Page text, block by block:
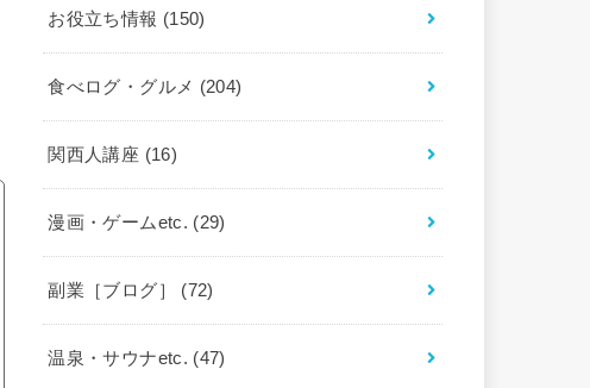
お役立ち情報 (150)
食べログ・グルメ (204)
関西人講座 (16)
漫画・ゲームetc. (29)
副業［ブログ］ (72)
温泉・サウナetc. (47)